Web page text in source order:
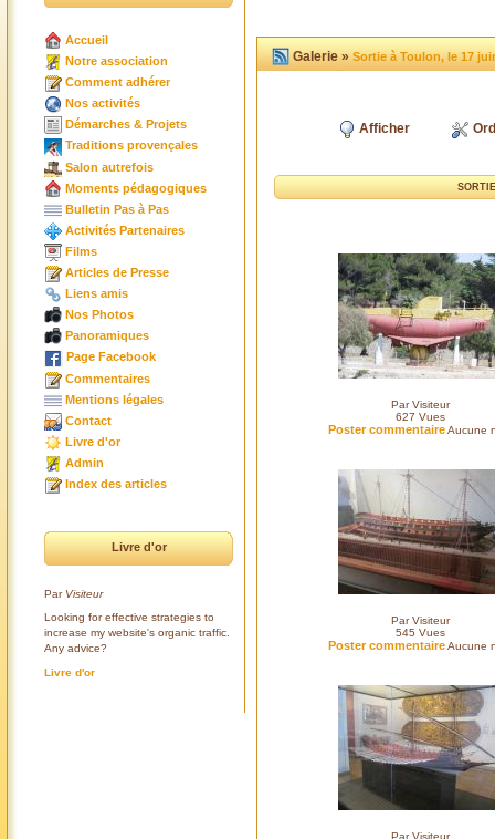
Accueil
Notre association
Comment adhérer
Nos activités
Démarches & Projets
Traditions provençales
Salon autrefois
Moments pédagogiques
Bulletin Pas à Pas
Activités Partenaires
Films
Articles de Presse
Liens amis
Nos Photos
Panoramiques
Page Facebook
Commentaires
Mentions légales
Contact
Livre d'or
Admin
Index des articles
Livre d'or
Par Visiteur
Looking for effective strategies to
increase my website's organic traffic.
Any advice?
Livre d'or
Galerie »Sortie à Toulon, le 17
Afficher
Par Visiteur
627 Vues
Poster commentaireAucune
Par Visiteur
545 Vues
Poster commentaireAucune